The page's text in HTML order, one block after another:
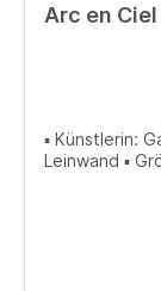
Arc en
▪ Künstlerin:
Leinwand ▪